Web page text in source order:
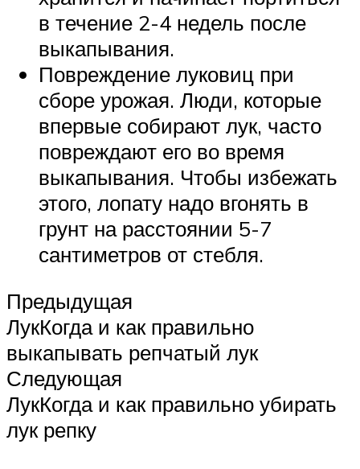
в течение 2-4 недель после
выкапывания.
Повреждение луковиц при
сборе урожая. Люди, которые
впервые собирают лук, часто
повреждают его во время
выкапывания. Чтобы избежать
этого, лопату надо вгонять в
грунт на расстоянии 5-7
сантиметров от стебля.
Предыдущая
ЛукКогда и как правильно
выкапывать репчатый лук
Следующая
ЛукКогда и как правильно убирать
лук репку